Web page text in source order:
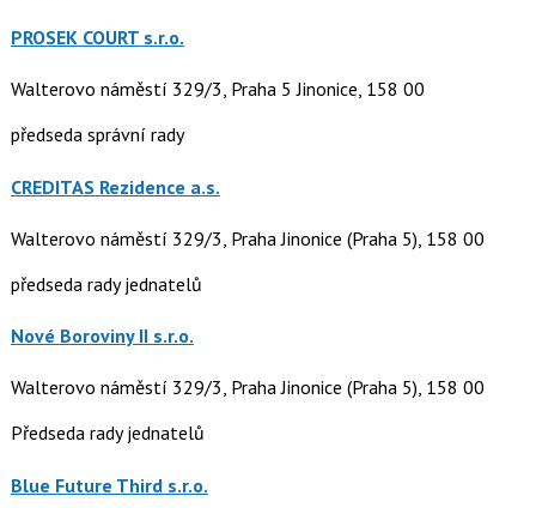
PROSEK COURT s.r.o.
Walterovo náměstí 329/3, Praha 5 Jinonice, 158 00
předseda správní rady
CREDITAS Rezidence a.s.
Walterovo náměstí 329/3, Praha Jinonice (Praha 5), 158 00
předseda rady jednatelů
Nové Boroviny II s.r.o.
Walterovo náměstí 329/3, Praha Jinonice (Praha 5), 158 00
Předseda rady jednatelů
Blue Future Third s.r.o.